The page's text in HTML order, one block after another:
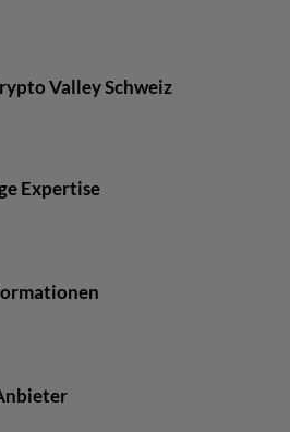
Valley Schweiz
Expertise